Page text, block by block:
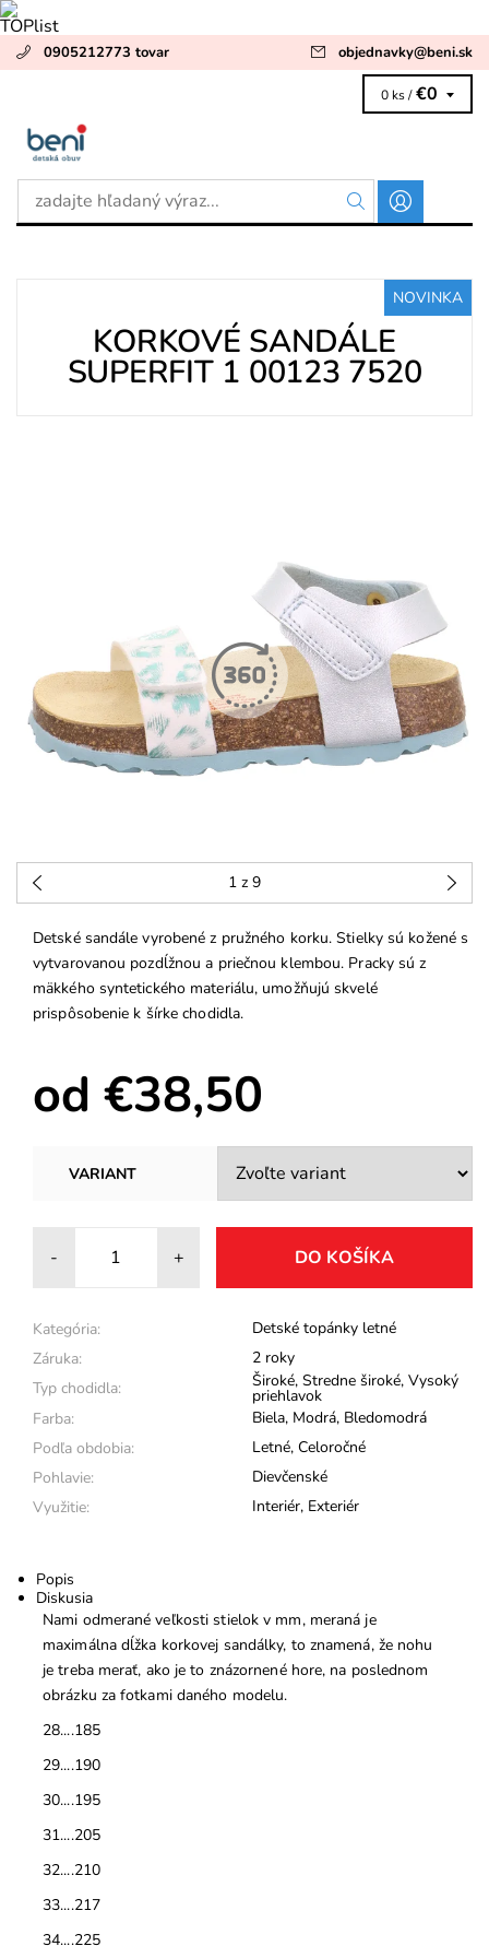
0905212773 tovar objednavky@beni.sk
0 ks / €0
NOVINKA
KORKOVÉ SANDÁLE
SUPERFIT 1 00123 7520
1 z 9
Detské sandále vyrobené z pružného korku. Stielky sú kožené s
vytvarovanou pozdĺžnou a priečnou klembou. Pracky sú z
mäkkého syntetického materiálu, umožňujú skvelé
prispôsobenie k šírke chodidla.
od €38,50
VARIANT
- +
Kategória:
Detské topánky letné
Záruka:
2 roky
Typ chodidla:
Široké, Stredne široké, Vysoký
priehlavok
Farba:
Biela, Modrá, Bledomodrá
Podľa obdobia:
Letné, Celoročné
Pohlavie:
Dievčenské
Využitie:
Interiér, Exteriér
Popis
Diskusia
Nami odmerané veľkosti stielok v mm, meraná je
maximálna dĺžka korkovej sandálky, to znamená, že nohu
je treba merať, ako je to znázornené hore, na poslednom
obrázku za fotkami daného modelu.
28....185
29....190
30....195
31....205
32....210
33....217
34....225